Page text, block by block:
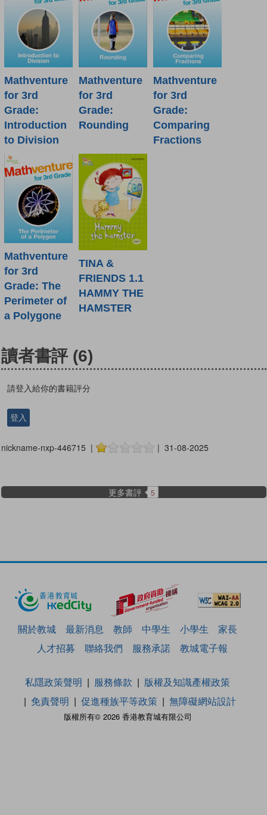
Mathventure
for 3rd
Grade:
Introduction
to Division
Mathventure
for 3rd
Grade:
Rounding
Mathventure
for 3rd
Grade:
Comparing
Fractions
Mathventure
for 3rd
Grade: The
Perimeter of
a Polygone
TINA &
FRIENDS 1.1
HAMMY THE
HAMSTER
讀者書評 (6)
請登入給你的書籍評分
登入
nickname-nxp-446715 | | 31-08-2025
更多書評 5
關於教城 最新消息 教師 中學生 小學生
家長
人才招募
聯絡我們 服務承諾 教城電子報
版權所有© 2026 香港教育城有限公司
私隱政策聲明 服務條款
版權及知識產權政策
免責聲明
促進種族平等政策 無障礙網站設計